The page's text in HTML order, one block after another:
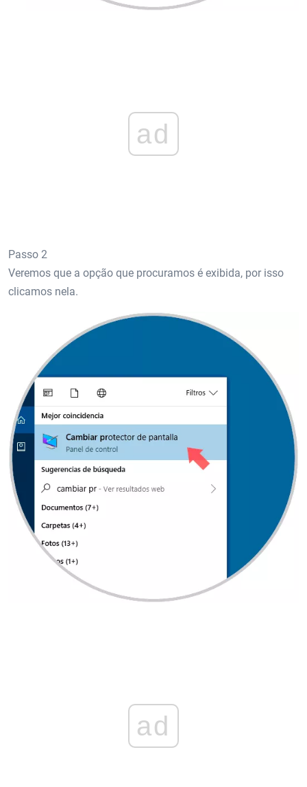
ad
Passo 2
Veremos que a opção que procuramos é exibida, por isso
clicamos nela.
ad